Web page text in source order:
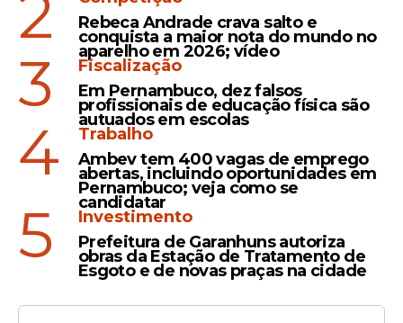
O Confronto: Santa Cruz
busca o G-8
Dentro de campo, o Santa Cruz chega
para o embate motivado após quebrar um
jejum de três jogos sem vitórias na Série C.
Arruda precisa dos três pontos para
Rebeca Andrade crava salto e
conquista a maior nota do mundo no
aparelho em 2026; vídeo
3
Fiscalização
Em Pernambuco, dez falsos
profissionais de educação física são
autuados em escolas
4
Trabalho
Ambev tem 400 vagas de emprego
abertas, incluindo oportunidades em
Pernambuco; veja como se
candidatar
5
Investimento
Prefeitura de Garanhuns autoriza
obras da Estação de Tratamento de
Esgoto e de novas praças na cidade